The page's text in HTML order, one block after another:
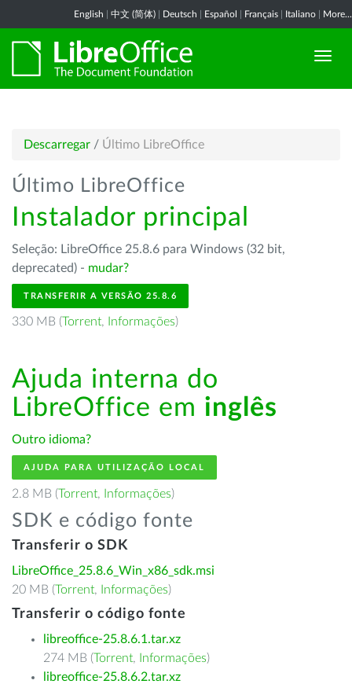
English 中文 (简体) Deutsch Español Français Italiano More...
Descarregar / Último LibreOffice
Último LibreOffice
Instalador principal
Seleção: LibreOffice 25.8.6 para Windows (32 bit,
deprecated) - mudar?
TRANSFERIR A VERSÃO 25.8.6
330 MB (Torrent, Informações)
Ajuda interna do
LibreOffice em inglês
Outro idioma?
AJUDA PARA UTILIZAÇÃO LOCAL
2.8 MB (Torrent, Informações)
SDK e código fonte
Transferir o SDK
LibreOffice_25.8.6_Win_x86_sdk.msi
20 MB (Torrent, Informações)
Transferir o código fonte
libreoffice-25.8.6.1.tar.xz
274 MB (Torrent, Informações)
libreoffice-25.8.6.2.tar.xz